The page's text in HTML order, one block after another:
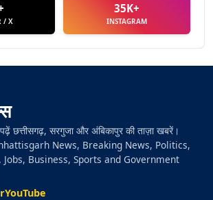
/ X
35K+
INSTAGRAM
छत्तीसगढ़, सरगुजा और अंबिकापुर की ताज़ा खबरें।
News, Breaking News, Politics,
Business, Sports and Government
YouTube